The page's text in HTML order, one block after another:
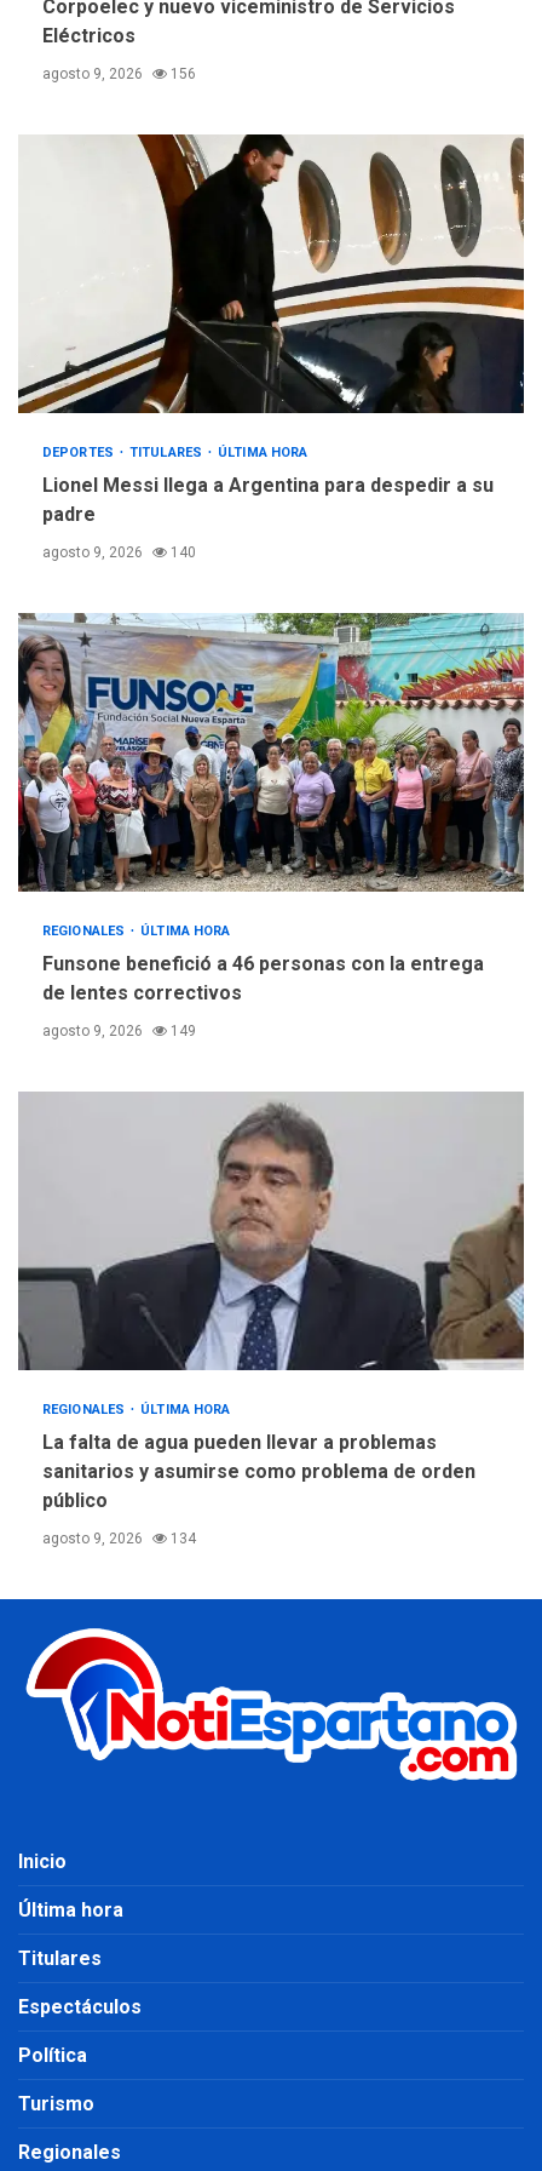
Corpoelec y nuevo viceministro de Servicios
Eléctricos
agosto 9, 2026 156
DEPORTES TITULARES ÚLTIMA HORA
Lionel Messi llega a Argentina para despedir a su
padre
agosto 9, 2026 140
REGIONALES ÚLTIMA HORA
Funsone benefició a 46 personas con la entrega
de lentes correctivos
agosto 9, 2026 149
REGIONALES ÚLTIMA HORA
La falta de agua pueden llevar a problemas
sanitarios y asumirse como problema de orden
público
agosto 9, 2026 134
Inicio
Última hora
Titulares
Espectáculos
Política
Turismo
Regionales